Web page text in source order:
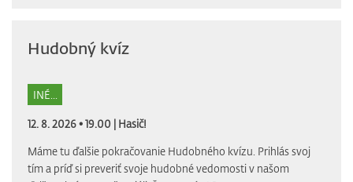
Hudobný kvíz
INÉ...
12. 8. 2026 • 19.00 | Hasič!
Máme tu ďalšie pokračovanie Hudobného kvízu. Prihlás svoj
tím a príď si preveriť svoje hudobné vedomosti v našom